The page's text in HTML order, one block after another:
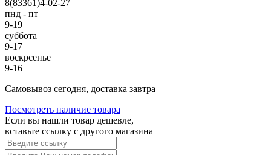
8(83361)4-02-27
пнд - пт
9-19
суббота
9-17
воскрсенье
9-16
Cамовывоз сегодня, доставка завтра
Посмотреть наличие товара
Если вы нашли товар дешевле,
вставьте ссылку с другого магазина